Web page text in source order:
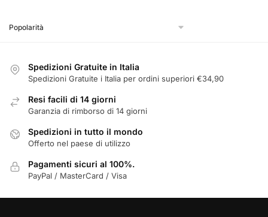
possono
nella
pagina
del
prodotto
Spedizioni Gratuite in Italia
Spedizioni Gratuite i Italia per ordini superiori €34,90
Resi facili di 14 giorni
Garanzia di rimborso di 14 giorni
Spedizioni in tutto il mondo
Offerto nel paese di utilizzo
Pagamenti sicuri al 100%.
PayPal / MasterCard / Visa